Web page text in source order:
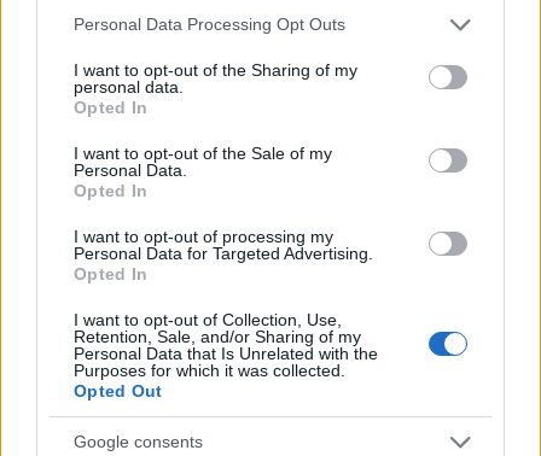
Personal Data Processing Opt Outs
I want to opt-out of the Sharing of my
personal data.
Opted In
I want to opt-out of the Sale of my
Personal Data.
Opted In
I want to opt-out of processing my
Personal Data for Targeted Advertising.
Opted In
I want to opt-out of Collection, Use,
Retention, Sale, and/or Sharing of my
Personal Data that Is Unrelated with the
Purposes for which it was collected.
Opted Out
Google consents
distingua in questo senso gli stati che chiedono
essendo più sospettoso verso coloro che
nascondonoposizioni antisemite
facciata dell’antisionismo tipo Jeremy Corbyn o
Ilhan Omar, non ritenendo inoltre il pur legittimo
praticare tattiche sperimentate contro stati retti
dai partiti comunisti anche contro stati pur
stressati ma ancora obiettivamente
liberaldemocratici, insieme non essendo del tutto
encomiabile nell’intrecciare difesa dei diritti con
speculazioni finanziarie) un’espressione
ebraismo mondiale
e non considerando